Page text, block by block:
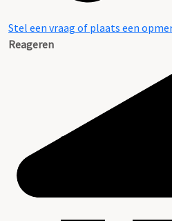
Stel een vraag of plaats een
Reageren